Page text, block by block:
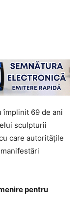
împlinit 69 de ani
sculpturii
care autoritățile
pentru